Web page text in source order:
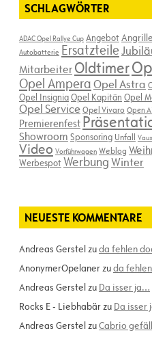
SCHLAGWÖRTER
ADAC Opel Rallye Cup Angebot
Autobatterie Ersatzteile
Mitarbeiter Oldtimer
Opel AmperaOpel Astra
Opel InsigniaOpel Kapitän Opel
Opel ServiceOpel Vivaro Open
Premierenfest
Showroom Sponsoring Unfall
Video Vorführwagen Weblog
WerbespotWerbungWinter
NEUESTE KOMMENTARE
Andreas Gerstelzuda fehlen
AnonymerOpelanerzuda
Andreas Gerstelzu Da isser ja…
Rocks E - Liebhabärzu Da isser
Andreas GerstelzuCabrio